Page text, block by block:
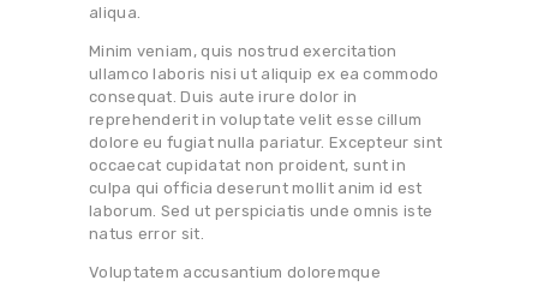
aliqua.
Minim veniam, quis nostrud exercitation
ullamco laboris nisi ut aliquip ex ea commodo
consequat. Duis aute irure dolor in
reprehenderit in voluptate velit esse cillum
dolore eu fugiat nulla pariatur. Excepteur sint
occaecat cupidatat non proident, sunt in
culpa qui officia deserunt mollit anim id est
laborum. Sed ut perspiciatis unde omnis iste
natus error sit.
Voluptatem accusantium doloremque